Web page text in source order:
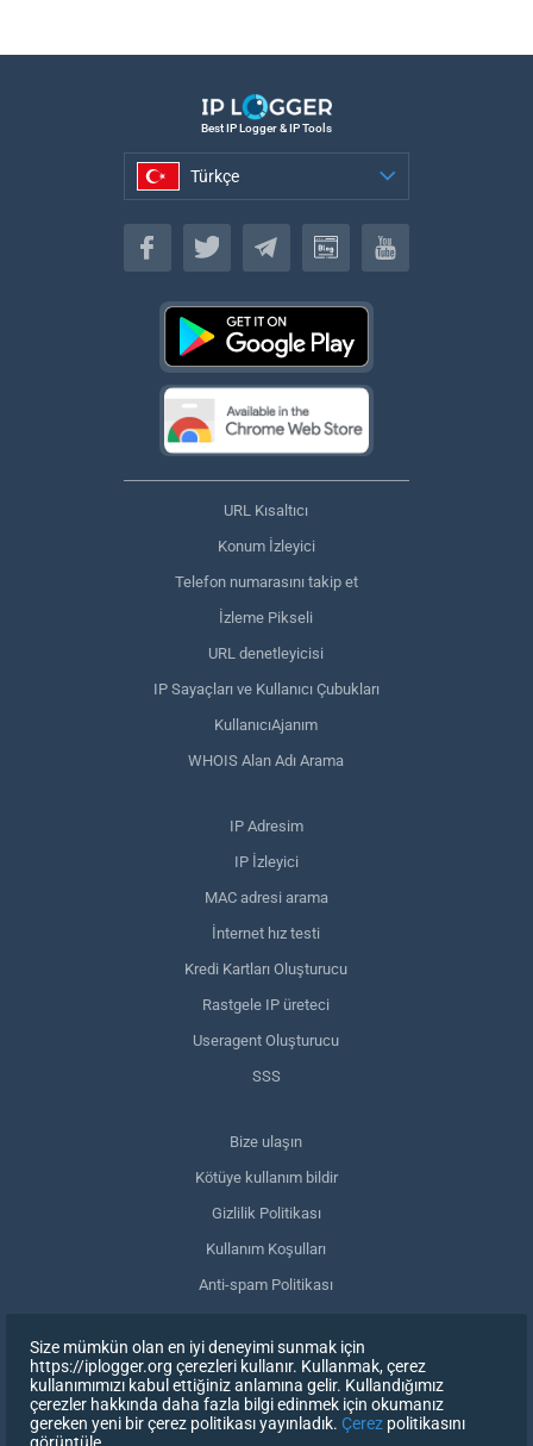
Best IP Logger & IP Tools
Türkçe
Türkçe
URL Kısaltıcı
Konum İzleyici
Telefon numarasını takip et
İzleme Pikseli
URL denetleyicisi
IP Sayaçları ve Kullanıcı Çubukları
KullanıcıAjanım
WHOIS Alan Adı Arama
IP Adresim
IP İzleyici
MAC adresi arama
İnternet hız testi
Kredi Kartları Oluşturucu
Rastgele IP üreteci
Useragent Oluşturucu
SSS
Bize ulaşın
Kötüye kullanım bildir
Gizlilik Politikası
Kullanım Koşulları
Anti-spam Politikası
Verilerimi sil
Onayınızı geri çekin
Size mümkün olan en iyi deneyimi sunmak için
https://iplogger.org çerezleri kullanır. Kullanmak, çerez
kullanımımızı kabul ettiğiniz anlamına gelir. Kullandığımız
çerezler hakkında daha fazla bilgi edinmek için okumanız
gereken yeni bir çerez politikası yayınladık. Çerez politikasını